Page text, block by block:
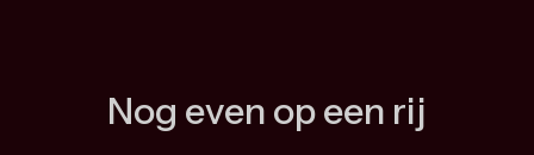
Nog even op een rij